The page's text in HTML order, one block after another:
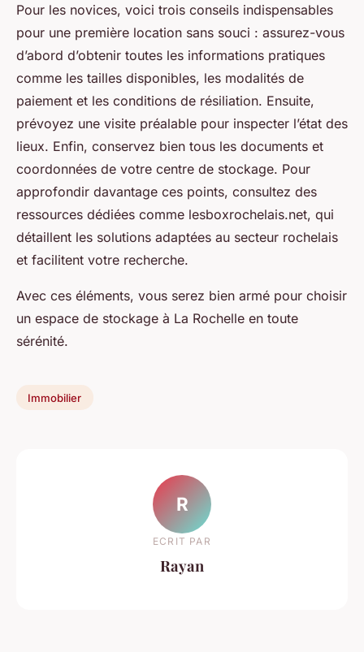
Pour les novices, voici trois conseils indispensables
pour une première location sans souci : assurez-vous
d’abord d’obtenir toutes les informations pratiques
comme les tailles disponibles, les modalités de
paiement et les conditions de résiliation. Ensuite,
prévoyez une visite préalable pour inspecter l’état des
lieux. Enfin, conservez bien tous les documents et
coordonnées de votre centre de stockage. Pour
approfondir davantage ces points, consultez des
ressources dédiées comme lesboxrochelais.net, qui
détaillent les solutions adaptées au secteur rochelais
et facilitent votre recherche.
Avec ces éléments, vous serez bien armé pour choisir
un espace de stockage à La Rochelle en toute
sérénité.
Immobilier
R
ECRIT PAR
Rayan